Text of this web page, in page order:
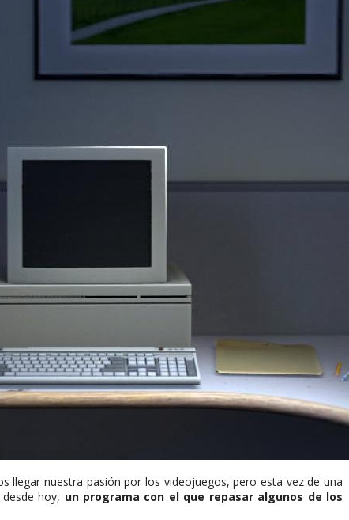
llegar nuestra pasión por los videojuegos, pero esta vez de una
hoy, un programa con el que repasar algunos de los